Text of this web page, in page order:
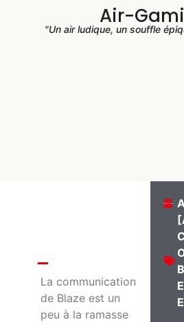
Air-
"Un air ludique, un souffle
La communication
de Blaze est un
peu à la ramasse